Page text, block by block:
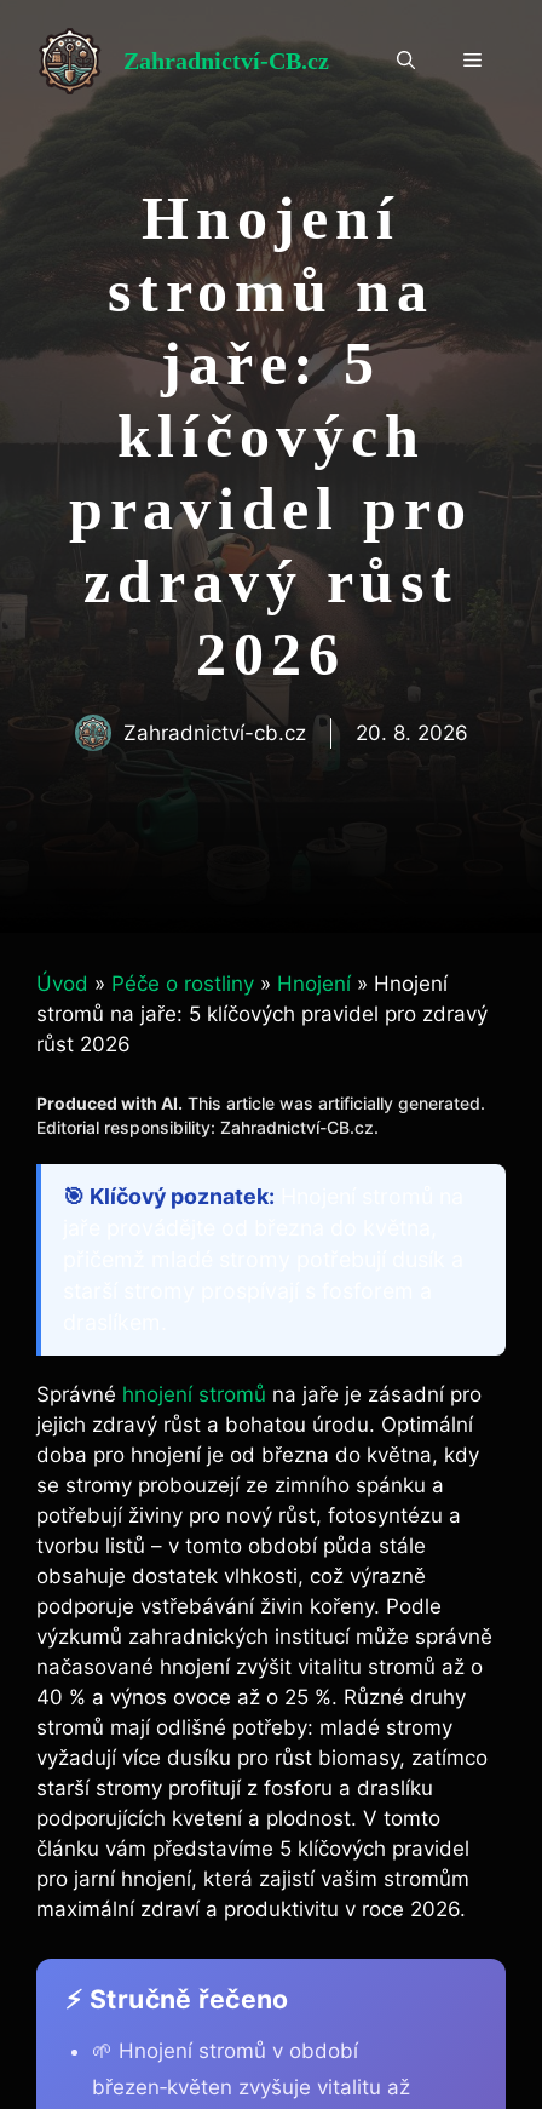
obsah
Zahradnictví-CB.cz Menu
Hnojení
stromů na
jaře: 5
klíčových
pravidel pro
zdravý růst
2026
Zahradnictví-cb.cz 20. 8. 2026
Úvod » Péče o rostliny » Hnojení » Hnojení
stromů na jaře: 5 klíčových pravidel pro zdravý
růst 2026
Produced with AI. This article was artificially generated.
Editorial responsibility: Zahradnictví-CB.cz.
🎯 Klíčový poznatek:
Správné hnojení stromů na jaře je zásadní pro
jejich zdravý růst a bohatou úrodu. Optimální
doba pro hnojení je od března do května, kdy
se stromy probouzejí ze zimního spánku a
potřebují živiny pro nový růst, fotosyntézu a
tvorbu listů – v tomto období půda stále
obsahuje dostatek vlhkosti, což výrazně
podporuje vstřebávání živin kořeny. Podle
výzkumů zahradnických institucí může správně
načasované hnojení zvýšit vitalitu stromů až o
40 % a výnos ovoce až o 25 %. Různé druhy
stromů mají odlišné potřeby: mladé stromy
vyžadují více dusíku pro růst biomasy, zatímco
starší stromy profitují z fosforu a draslíku
podporujících kvetení a plodnost. V tomto
článku vám představíme 5 klíčových pravidel
pro jarní hnojení, která zajistí vašim stromům
maximální zdraví a produktivitu v roce 2026.
⚡ Stručně řečeno
🌱 Hnojení stromů v období
březen‑květen zvyšuje vitalitu až